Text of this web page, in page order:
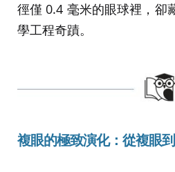
徑僅 0.4 毫米的眼球裡，卻
學工程奇蹟。
複眼的極致演化：從複眼